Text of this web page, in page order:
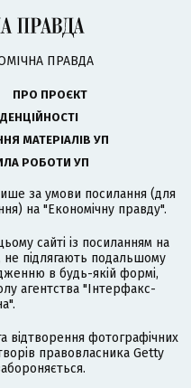
ПРАВДА
ПРО ПРОЄКТ
МАТЕРІАЛІВ УП
РОБОТИ УП
за умови посилання (для
на "Економічну правду".
сайті із посиланням на
не підлягають подальшому
в будь-якій формі,
агентства "Інтерфакс-
відтворення фотографічних
правовласника Getty